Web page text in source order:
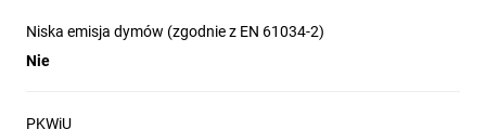
Niska emisja dymów (zgodnie z EN 61034-2)
Nie
PKWiU